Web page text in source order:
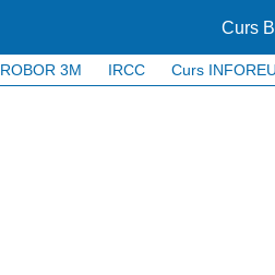
Curs
ROBOR 3M IRCC Curs